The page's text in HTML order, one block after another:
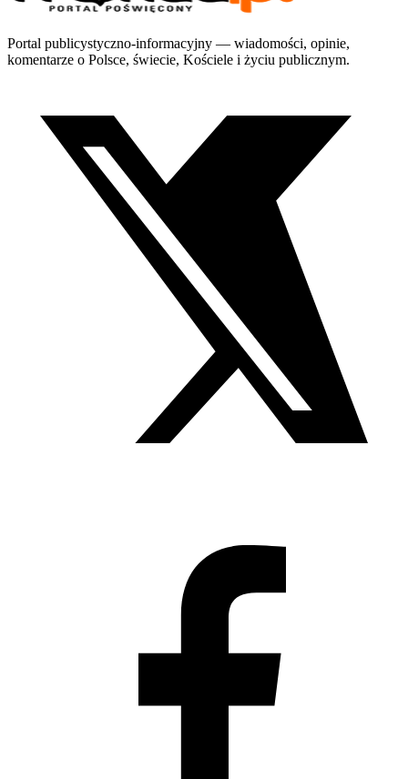
Portal publicystyczno-informacyjny — wiadomości, opinie,
komentarze o Polsce, świecie, Kościele i życiu publicznym.